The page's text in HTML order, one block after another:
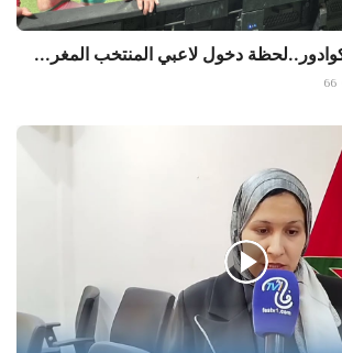
دخول لاعبي المنتخب المغر...
66